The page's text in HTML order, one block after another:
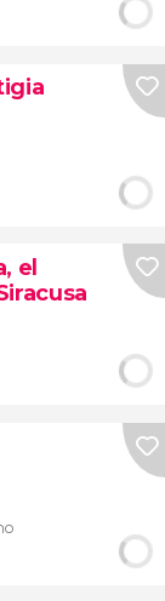
el